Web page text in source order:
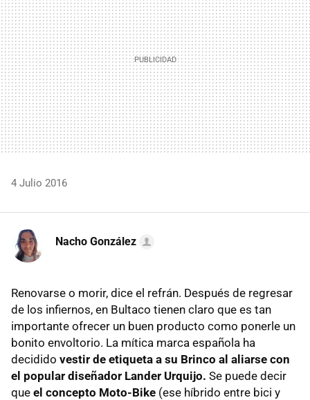
4 Julio 2016
Nacho González
Renovarse o morir, dice el refrán. Después de regresar
de los infiernos, en Bultaco tienen claro que es tan
importante ofrecer un buen producto como ponerle un
bonito envoltorio. La mítica marca española ha
decidido vestir de etiqueta a su Brinco al aliarse con
el popular diseñador Lander Urquijo. Se puede decir
que el concepto Moto-Bike (ese híbrido entre bici y